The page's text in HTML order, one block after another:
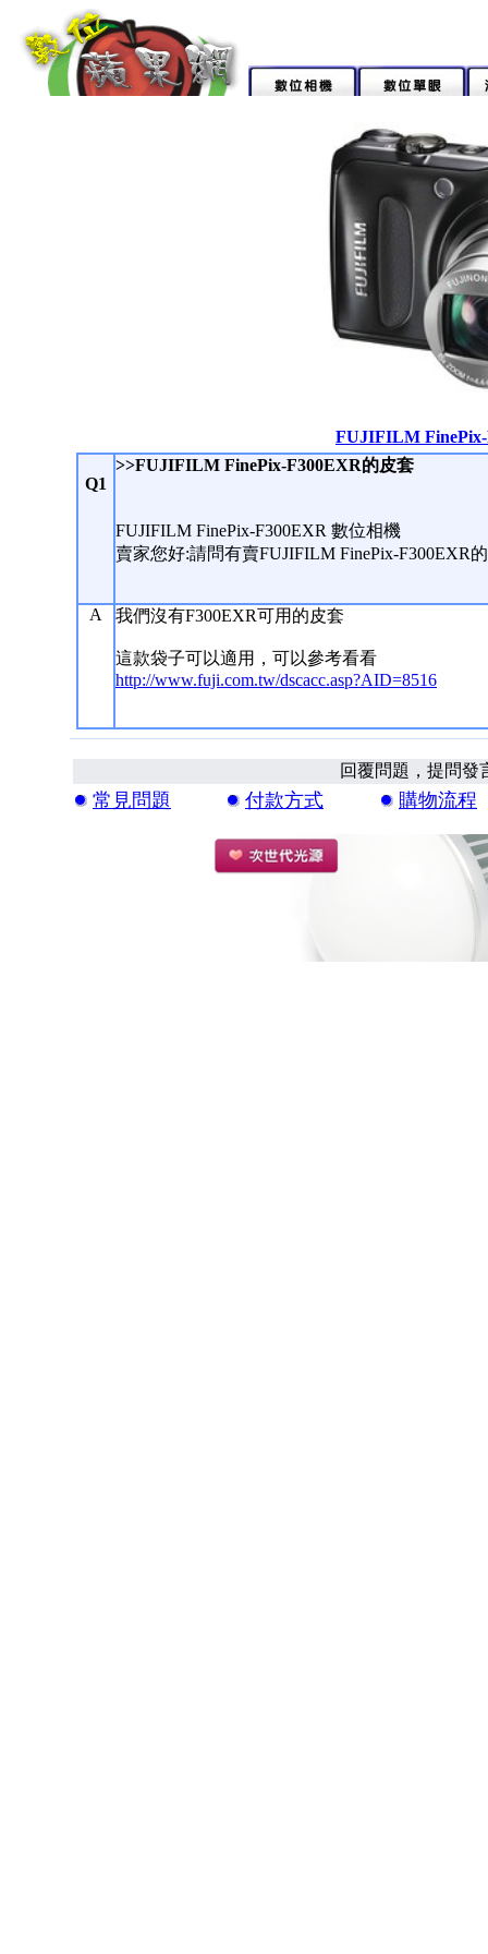
FUJIFILM
Q1
>>FUJIFILM FinePix-F300EXR的皮套
FUJIFILM FinePix-F300EXR 數位相機
賣家您好:請問有賣FUJIFILM FinePix-F300EXR
A 我們沒有F300EXR可用的皮套
這款袋子可以適用，可以參考看看
http://www.fuji.com.tw/dscacc.asp?AID=8516
回覆問題，提問
常見問題 付款方式 購物流程